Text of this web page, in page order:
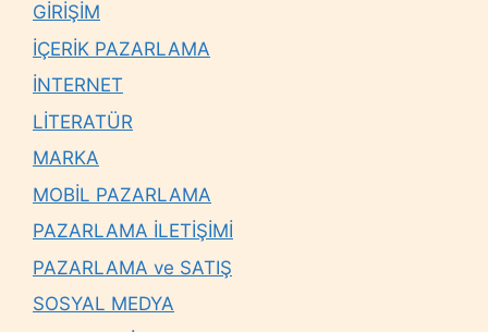
GİRİŞİM
İÇERİK PAZARLAMA
İNTERNET
LİTERATÜR
MARKA
MOBİL PAZARLAMA
PAZARLAMA İLETİŞİMİ
PAZARLAMA ve SATIŞ
SOSYAL MEDYA